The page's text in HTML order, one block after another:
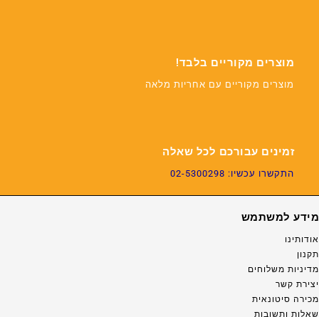
מוצרים מקוריים בלבד!
מוצרים מקוריים עם אחריות מלאה
זמינים עבורכם לכל שאלה
התקשרו עכשיו: 02-5300298
מידע למשתמש
אודותינו
תקנון
מדיניות משלוחים
יצירת קשר
מכירה סיטונאית
שאלות ותשובות